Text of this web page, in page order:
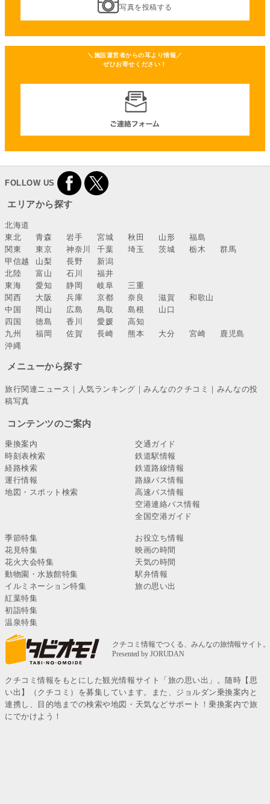
写真を投稿する
＼施設運営者からの耳より情報／
ぜひお寄せください！
FOLLOW US
エリアから探す
北海道
東北
青森 岩手 宮城 秋田 山形
福島
関東
東京 神奈川 千葉 埼玉 茨城 栃木
群馬
甲信越
山梨 長野
新潟
北陸
富山 石川
福井
東海
愛知 静岡 岐阜
三重
関西
大阪 兵庫 京都 奈良 滋賀
和歌山
中国
岡山 広島 鳥取 島根
山口
四国
徳島 香川 愛媛
高知
九州
福岡 佐賀 長崎 熊本 大分 宮崎
鹿児島
沖縄
メニューから探す
旅行関連ニュース ｜ 人気ランキング ｜みんなのクチコミ ｜ みんなの投
稿写真
コンテンツのご案内
乗換案内
時刻表検索
経路検索
運行情報
地図・スポット検索
交通ガイド
鉄道駅情報
鉄道路線情報
路線バス情報
高速バス情報
空港連絡バス情報
全国空港ガイド
季節特集
花見特集
花火大会特集
動物園・水族館特集
イルミネーション特集
紅葉特集
初詣特集
温泉特集
お役立ち情報
映画の時間
天気の時間
駅弁情報
旅の思い出
クチコミ情報をもとにした観光情報サイト「旅の思い出」。随時【思
い出】（クチコミ）を募集しています。また、ジョルダン乗換案内と
連携し、目的地までの検索や地図・天気などサポート！乗換案内で旅
にでかけよう！